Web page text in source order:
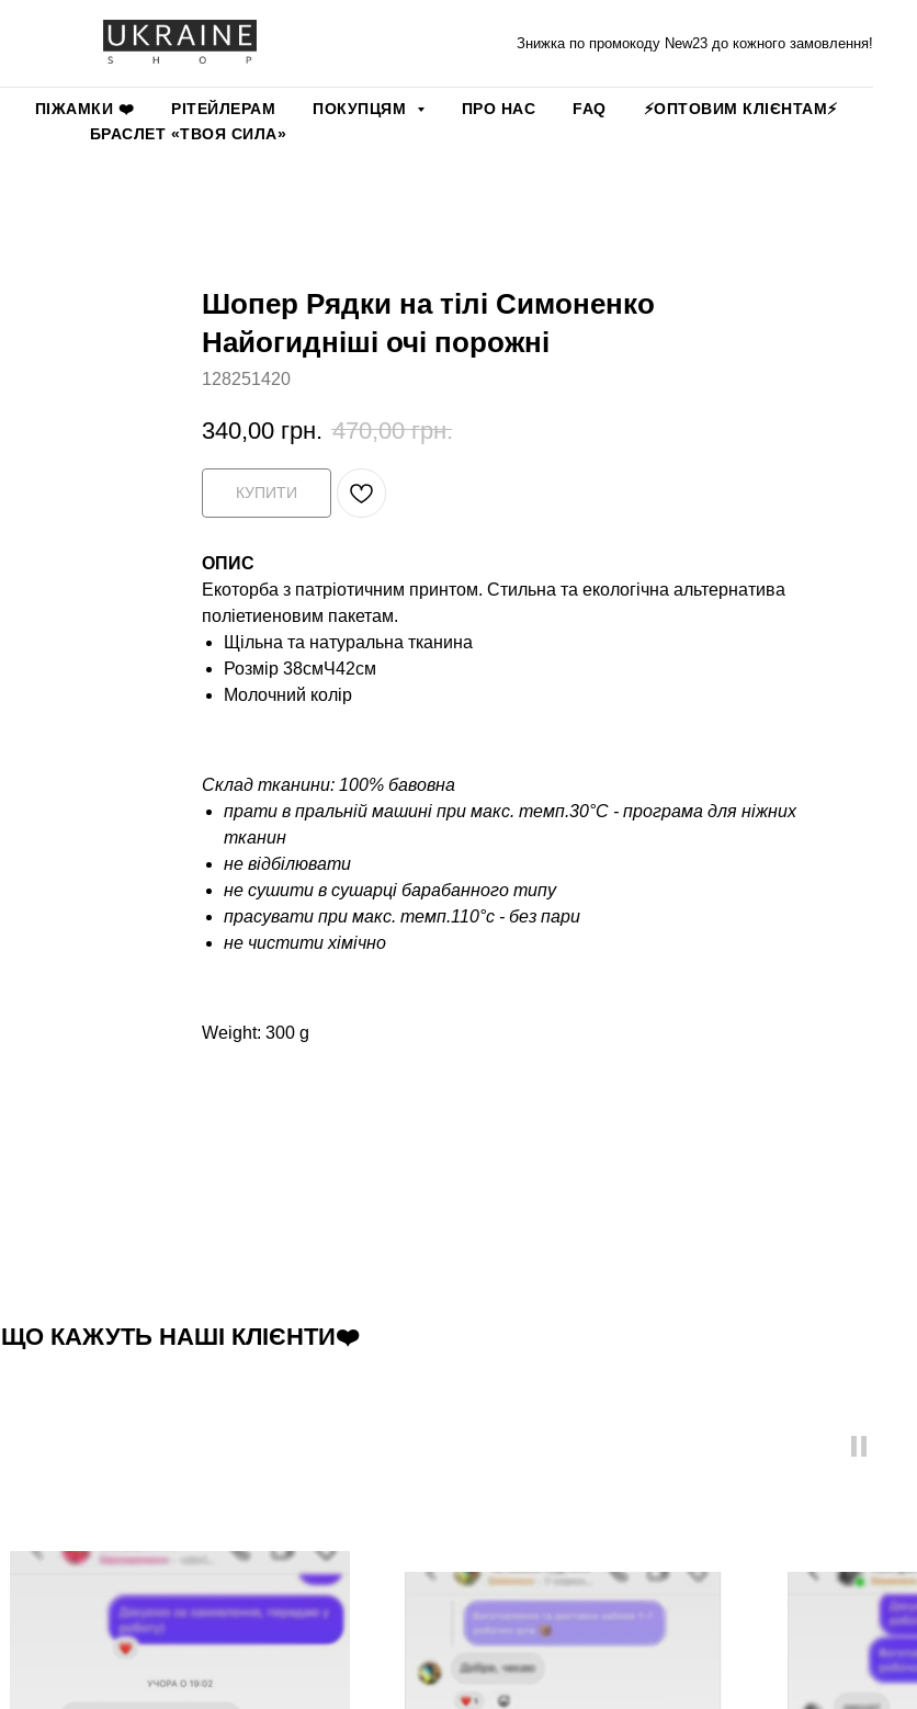
Знижка по промокоду New23 до кожного замовлення!
ПІЖАМКИ ❤️ РІТЕЙЛЕРАМ ПОКУПЦЯМ ПРО НАС FAQ
⚡️ОПТОВИМ КЛІЄНТАМ⚡️
БРАСЛЕТ «ТВОЯ СИЛА»
Шопер Рядки на тілі Симоненко
Найогидніші очі порожні
128251420
340,00 грн. 470,00 грн.
КУПИТИ
ОПИС
Екоторба з патріотичним принтом. Стильна та екологічна альтернатива
поліетиеновим пакетам.
Щільна та натуральна тканина
Розмір 38смЧ42см
Молочний колір
Склад тканини: 100% бавовна
прати в пральній машині при макс. темп.30°С - програма для ніжних
тканин
не відбілювати
не сушити в сушарці барабанного типу
прасувати при макс. темп.110°c - без пари
не чистити хімічно
Weight: 300 g
ЩО КАЖУТЬ НАШІ КЛІЄНТИ❤️